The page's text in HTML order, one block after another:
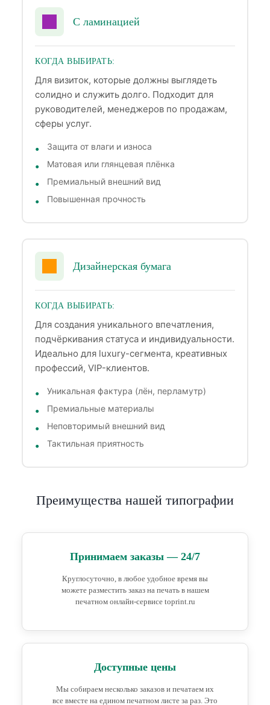
С ламинацией
КОГДА ВЫБИРАТЬ:
Для визиток, которые должны выглядеть
солидно и служить долго. Подходит для
руководителей, менеджеров по продажам,
сферы услуг.
Защита от влаги и износа
Матовая или глянцевая плёнка
Премиальный внешний вид
Повышенная прочность
Дизайнерская бумага
КОГДА ВЫБИРАТЬ:
Для создания уникального впечатления,
подчёркивания статуса и индивидуальности.
Идеально для luxury-сегмента, креативных
профессий, VIP-клиентов.
Уникальная фактура (лён, перламутр)
Премиальные материалы
Неповторимый внешний вид
Тактильная приятность
Преимущества нашей типографии
Принимаем заказы — 24/7
Круглосуточно, в любое удобное время вы
можете разместить заказ на печать в нашем
печатном онлайн-сервисе toprint.ru
Доступные цены
Мы собираем несколько заказов и печатаем их
все вместе на едином печатном листе за раз. Это